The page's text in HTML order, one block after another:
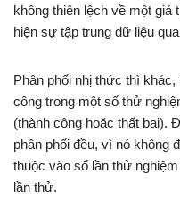
không thiên lệch về một giá
hiện sự tập trung dữ liệu
Phân phối nhị thức thì
công trong một số thử
(thành công hoặc thất bại).
phân phối đều, vì nó không
thuộc vào số lần thử
lần thử.